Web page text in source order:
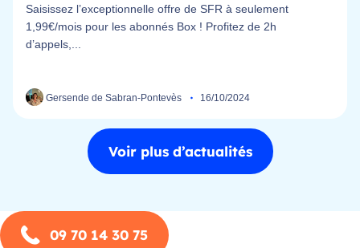
Saisissez l’exceptionnelle offre de SFR à seulement
1,99€/mois pour les abonnés Box ! Profitez de 2h
d’appels,...
Gersende de Sabran-Pontevès 16/10/2024
Voir plus d’actualités
09 70 14 30 75